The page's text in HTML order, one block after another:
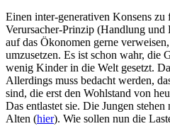
Einen inter-generativen Konsens
Verursacher-Prinzip (Handlung und
auf das Ökonomen gerne
umzusetzen. Es ist schon wahr, die
wenig Kinder in die Welt gesetzt.
Allerdings muss bedacht werden,
sind, die erst den Wohlstand von
Das entlastet sie. Die Jungen
Alten (hier). Wie sollen nun die